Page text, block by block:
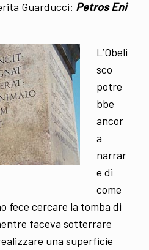
Guarducci: Petros Eni
L’Obeli
sco
potre
bbe
ancor
a
narrar
e di
come
fece cercare la tomba di
faceva sotterrare
una superficie